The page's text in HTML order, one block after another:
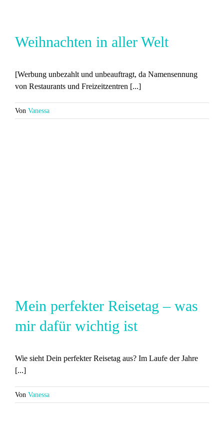
Weihnachten in aller Welt
[Werbung unbezahlt und unbeauftragt, da Namensennung
von Restaurants und Freizeitzentren [...]
Von Vanessa
Mein perfekter Reisetag – was
mir dafür wichtig ist
Wie sieht Dein perfekter Reisetag aus? Im Laufe der Jahre
[...]
Von Vanessa